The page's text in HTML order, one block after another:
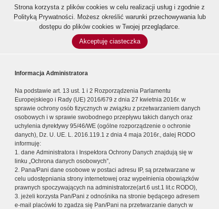
Strona korzysta z plików cookies w celu realizacji usług i zgodnie z
Polityką Prywatności. Możesz określić warunki przechowywania lub
dostępu do plików cookies w Twojej przeglądarce.
Akceptuję ciasteczka
Informacja Administratora
Na podstawie art. 13 ust. 1 i 2 Rozporządzenia Parlamentu
Europejskiego i Rady (UE) 2016/679 z dnia 27 kwietnia 2016r. w
sprawie ochrony osób fizycznych w związku z przetwarzaniem danych
osobowych i w sprawie swobodnego przepływu takich danych oraz
uchylenia dyrektywy 95/46/WE (ogólne rozporządzenie o ochronie
danych), Dz. U. UE. L. 2016.119.1 z dnia 4 maja 2016r., dalej RODO
informuję:
1. dane Administratora i Inspektora Ochrony Danych znajdują się w
linku „Ochrona danych osobowych”,
2. Pana/Pani dane osobowe w postaci adresu IP, są przetwarzane w
celu udostępniania strony internetowej oraz wypełnienia obowiązków
prawnych spoczywających na administratorze(art.6 ust.1 lit.c RODO),
3. jeżeli korzysta Pan/Pani z odnośnika na stronie będącego adresem
e-mail placówki to zgadza się Pan/Pani na przetwarzanie danych w